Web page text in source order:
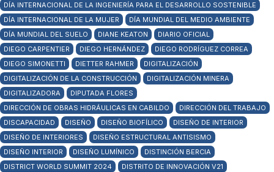
DÍA INTERNACIONAL DE LA INGENIERÍA PARA EL DESARROLLO SOSTENIBLE
DÍA INTERNACIONAL DE LA MUJER
DÍA MUNDIAL DEL MEDIO AMBIENTE
DÍA MUNDIAL DEL SUELO
DIANE KEATON
DIARIO OFICIAL
DIEGO CARPENTIER
DIEGO HERNÁNDEZ
DIEGO RODRÍGUEZ CORREA
DIEGO SIMONETTI
DIETTER RAHMER
DIGITALIZACIÓN
DIGITALIZACIÓN DE LA CONSTRUCCIÓN
DIGITALIZACIÓN MINERA
DIGITALIZADORA
DIPUTADA FLORES
DIRECCIÓN DE OBRAS HIDRÁULICAS EN CABILDO
DIRECCIÓN DEL TRABAJO
DISCAPACIDAD
DISEÑO DISEÑO BIOFÍLICO
DISEÑO DE INTERIOR
DISEÑO DE INTERIORES
DISEÑO ESTRUCTURAL ANTISISMO
DISEÑO INTERIOR
DISEÑO LUMÍNICO
DISTINCIÓN BERCIA
DISTRICT WORLD SUMMIT 2024
DISTRITO DE INNOVACIÓN V21